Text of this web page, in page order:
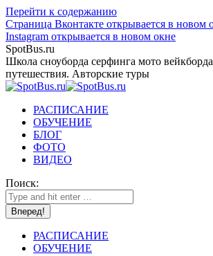
Перейти к содержанию
Страница Вконтакте открывается в новом
Instagram открывается в новом окне
SpotBus.ru
Школа сноуборда серфинга мото
путешествия. Авторские туры
РАСПИСАНИЕ
ОБУЧЕНИЕ
БЛОГ
ФОТО
ВИДЕО
Поиск:
РАСПИСАНИЕ
ОБУЧЕНИЕ